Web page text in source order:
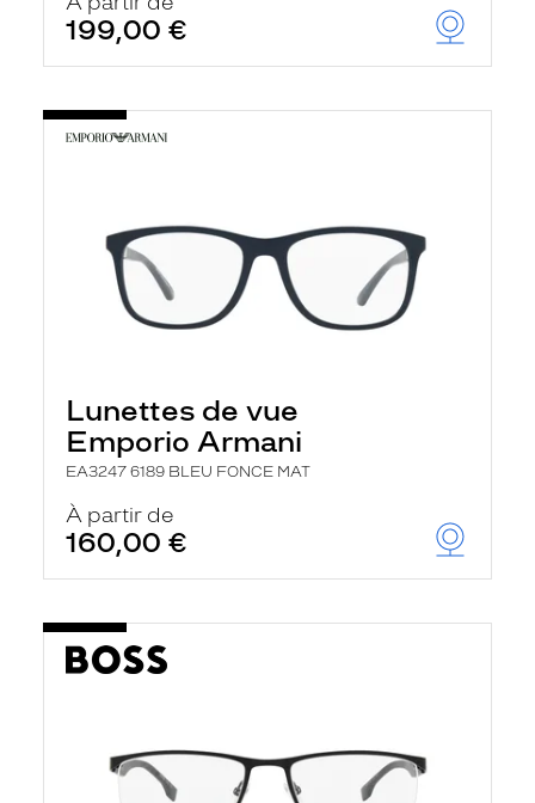
199,00 €
Lunettes de vue
Emporio Armani
EA3247 6189 BLEU FONCE MAT
À partir de
160,00 €